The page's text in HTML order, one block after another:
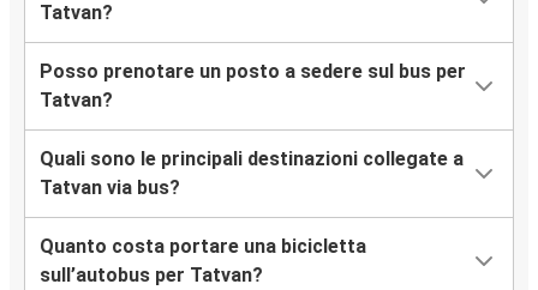
Tatvan?
Posso prenotare un posto a sedere sul bus per
Tatvan?
Quali sono le principali destinazioni collegate a
Tatvan via bus?
Quanto costa portare una bicicletta
sull’autobus per Tatvan?